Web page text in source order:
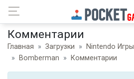
Комментарии
Главная Загрузки Nintendo Игры
Bomberman
Комментарии